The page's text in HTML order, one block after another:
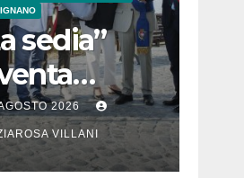
sedia”
sul
di
2026
VILLANI